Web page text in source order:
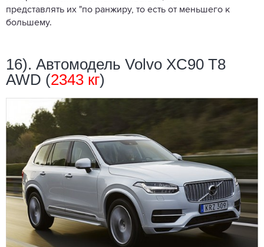
представлять их "по ранжиру, то есть от меньшего к
большему.
16). Автомодель Volvo XC90 T8
AWD (2343 кг)